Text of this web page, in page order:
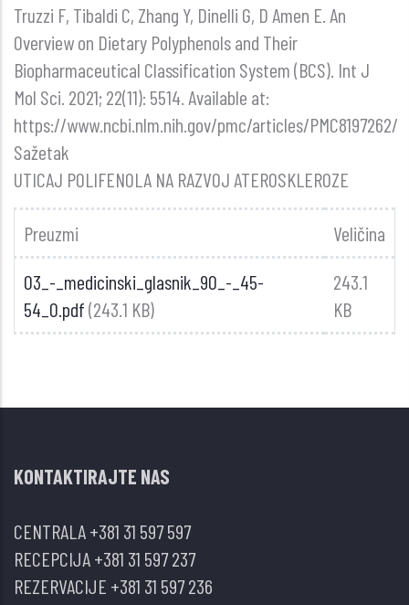
Truzzi F, Tibaldi C, Zhang Y, Dinelli G, D Amen E. An
Overview on Dietary Polyphenols and Their
Biopharmaceutical Classification System (BCS). Int J
Mol Sci. 2021; 22(11): 5514. Available at:
https://www.ncbi.nlm.nih.gov/pmc/articles/PMC8197262/
Sažetak
UTICAJ POLIFENOLA NA RAZVOJ ATEROSKLEROZE
Preuzmi Veličina
03_-_medicinski_glasnik_90_-_45-
54_0.pdf(243.1 KB)
243.1
KB
KONTAKTIRAJTE NAS
CENTRALA+381 31 597 597
RECEPCIJA+381 31 597 237
REZERVACIJE +381 31 597 236